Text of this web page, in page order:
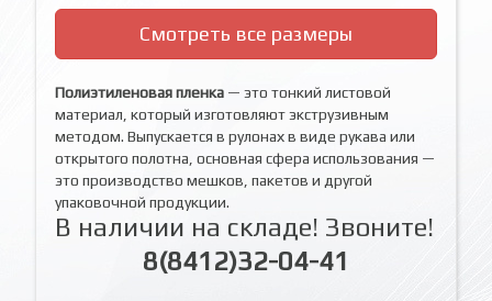
Смотреть все размеры
Полиэтиленовая пленка — это тонкий листовой
материал, который изготовляют экструзивным
методом. Выпускается в рулонах в виде рукава или
открытого полотна, основная сфера использования —
это производство мешков, пакетов и другой
упаковочной продукции.
В наличии на складе! Звоните!
8(8412)32-04-41